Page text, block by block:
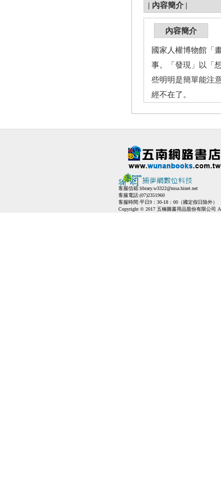
| 內容簡介 |
內容簡介
國家人權博物館「
事。「發現」以「
些明明是簡單能注
經不在了。
客服信箱:library.w3322@msa.hinet.net
客服電話:(07)2351960
客服時間:平日9：30-18：00（國定假日除外）
Copyright © 2017 五楠圖書用品股份有限公司